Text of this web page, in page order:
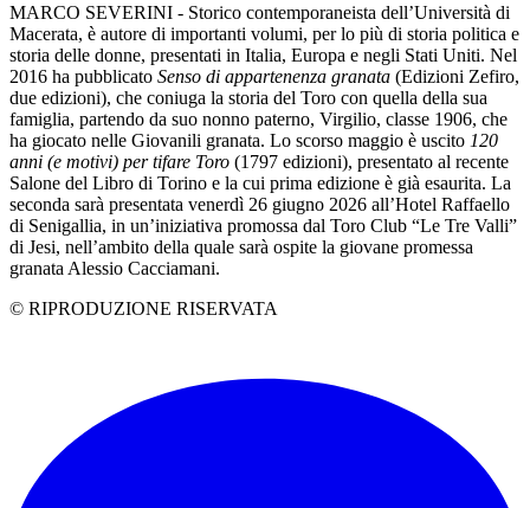
MARCO SEVERINI - Storico contemporaneista dell’Università di
Macerata, è autore di importanti volumi, per lo più di storia politica e
storia delle donne, presentati in Italia, Europa e negli Stati Uniti. Nel
2016 ha pubblicato Senso di appartenenza granata (Edizioni Zefiro,
due edizioni), che coniuga la storia del Toro con quella della sua
famiglia, partendo da suo nonno paterno, Virgilio, classe 1906, che
ha giocato nelle Giovanili granata. Lo scorso maggio è uscito 120
anni (e motivi) per tifare Toro (1797 edizioni), presentato al recente
Salone del Libro di Torino e la cui prima edizione è già esaurita. La
seconda sarà presentata venerdì 26 giugno 2026 all’Hotel Raffaello
di Senigallia, in un’iniziativa promossa dal Toro Club “Le Tre Valli”
di Jesi, nell’ambito della quale sarà ospite la giovane promessa
granata Alessio Cacciamani.
© RIPRODUZIONE RISERVATA